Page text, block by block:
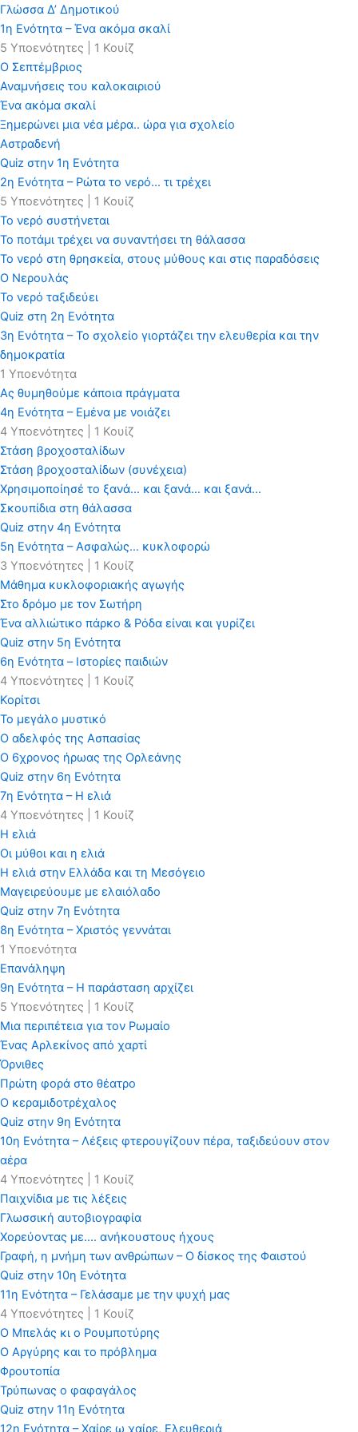
Γλώσσα Δ’ Δημοτικού
1η Ενότητα – Ένα ακόμα σκαλί
5 Υποενότητες
1 Κουίζ
Ο Σεπτέμβριος
Αναμνήσεις του καλοκαιριού
Ένα ακόμα σκαλί
Ξημερώνει μια νέα μέρα.. ώρα για σχολείο
Αστραδενή
Quiz στην 1η Ενότητα
2η Ενότητα – Ρώτα το νερό… τι τρέχει
5 Υποενότητες
1 Κουίζ
Το νερό συστήνεται
Το ποτάμι τρέχει να συναντήσει τη θάλασσα
Το νερό στη θρησκεία, στους μύθους και στις παραδόσεις
Ο Νερουλάς
Το νερό ταξιδεύει
Quiz στη 2η Ενότητα
3η Ενότητα – Το σχολείο γιορτάζει την ελευθερία και την
δημοκρατία
1 Υποενότητα
Ας θυμηθούμε κάποια πράγματα
4η Ενότητα – Εμένα με νοιάζει
4 Υποενότητες
1 Κουίζ
Στάση βροχοσταλίδων
Στάση βροχοσταλίδων (συνέχεια)
Χρησιμοποίησέ το ξανά… και ξανά… και ξανά…
Σκουπίδια στη θάλασσα
Quiz στην 4η Ενότητα
5η Ενότητα – Ασφαλώς… κυκλοφορώ
3 Υποενότητες
1 Κουίζ
Μάθημα κυκλοφοριακής αγωγής
Στο δρόμο με τον Σωτήρη
Ένα αλλιώτικο πάρκο & Ρόδα είναι και γυρίζει
Quiz στην 5η Ενότητα
6η Ενότητα – Ιστορίες παιδιών
4 Υποενότητες
1 Κουίζ
Κορίτσι
Το μεγάλο μυστικό
O αδελφός της Ασπασίας
O 6χρονος ήρωας της Oρλεάνης
Quiz στην 6η Ενότητα
7η Ενότητα – Η ελιά
4 Υποενότητες
1 Κουίζ
Η ελιά
Οι μύθοι και η ελιά
Η ελιά στην Ελλάδα και τη Μεσόγειο
Μαγειρεύουμε με ελαιόλαδο
Quiz στην 7η Ενότητα
8η Ενότητα – Χριστός γεννάται
1 Υποενότητα
Επανάληψη
9η Ενότητα – Η παράσταση αρχίζει
5 Υποενότητες
1 Κουίζ
Μια περιπέτεια για τον Ρωμαίο
Ένας Αρλεκίνος από χαρτί
Όρνιθες
Πρώτη φορά στο θέατρο
Ο κεραμιδοτρέχαλος
Quiz στην 9η Ενότητα
10η Ενότητα – Λέξεις φτερουγίζουν πέρα, ταξιδεύουν στον
αέρα
4 Υποενότητες
1 Κουίζ
Παιχνίδια με τις λέξεις
Γλωσσική αυτοβιογραφία
Χορεύοντας με…. ανήκουστους ήχους
Γραφή, η μνήμη των ανθρώπων – Ο δίσκος της Φαιστού
Quiz στην 10η Ενότητα
11η Ενότητα – Γελάσαμε με την ψυχή μας
4 Υποενότητες
1 Κουίζ
O Μπελάς κι ο Ρουμποτύρης
O Αργύρης και το πρόβλημα
Φρουτοπία
Τρύπωνας ο φαφαγάλος
Quiz στην 11η Ενότητα
12η Ενότητα – Χαίρε ω χαίρε, Ελευθεριά